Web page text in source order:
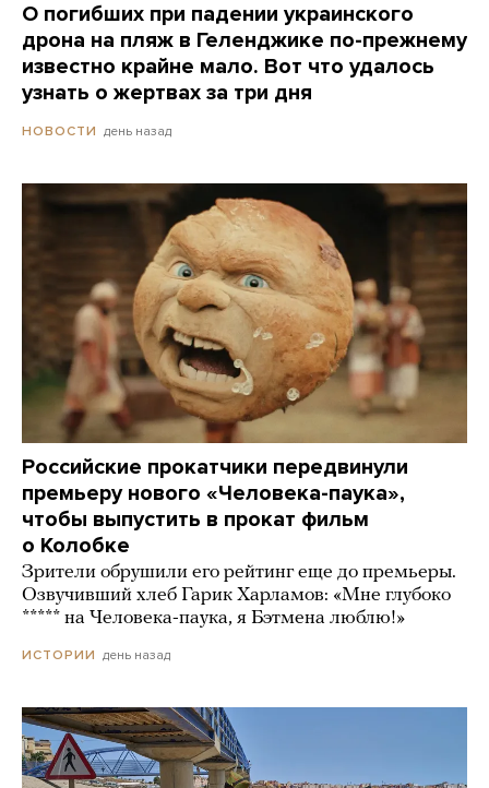
О погибших при падении украинского
дрона на пляж в Геленджике по-прежнему
известно крайне мало. Вот что удалось
узнать о жертвах за три дня
НОВОСТИ день назад
Российские прокатчики передвинули
премьеру нового «Человека-паука»,
чтобы выпустить в прокат фильм
о Колобке
Зрители обрушили его рейтинг еще до премьеры.
Озвучивший хлеб Гарик Харламов: «Мне глубоко
***** на Человека-паука, я Бэтмена люблю!»
ИСТОРИИ день назад